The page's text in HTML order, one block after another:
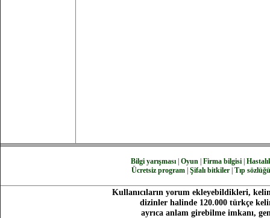
Bilgi yarışması| Oyun| Firma bilgisi|
Ücretsiz program Şifalı bitkiler Tıp sözlüğü
Kullanıcıların yorum ekleyebildikleri,
dizinler halinde 120.000 türkçe
ayrıca anlam girebilme imkanı,